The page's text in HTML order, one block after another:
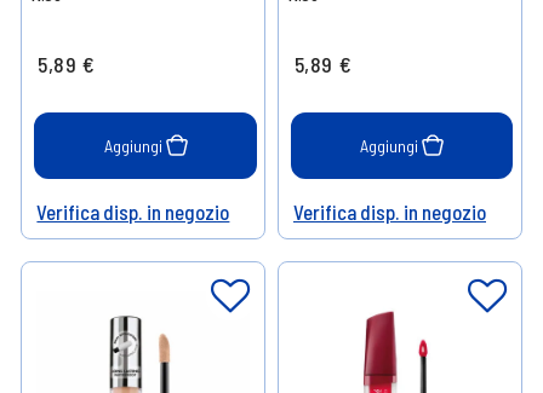
5,89 €
Aggiungi
Help
Verifica disp. in negozio
5,89 €
Aggiungi
Help
Verifica disp. in negozio